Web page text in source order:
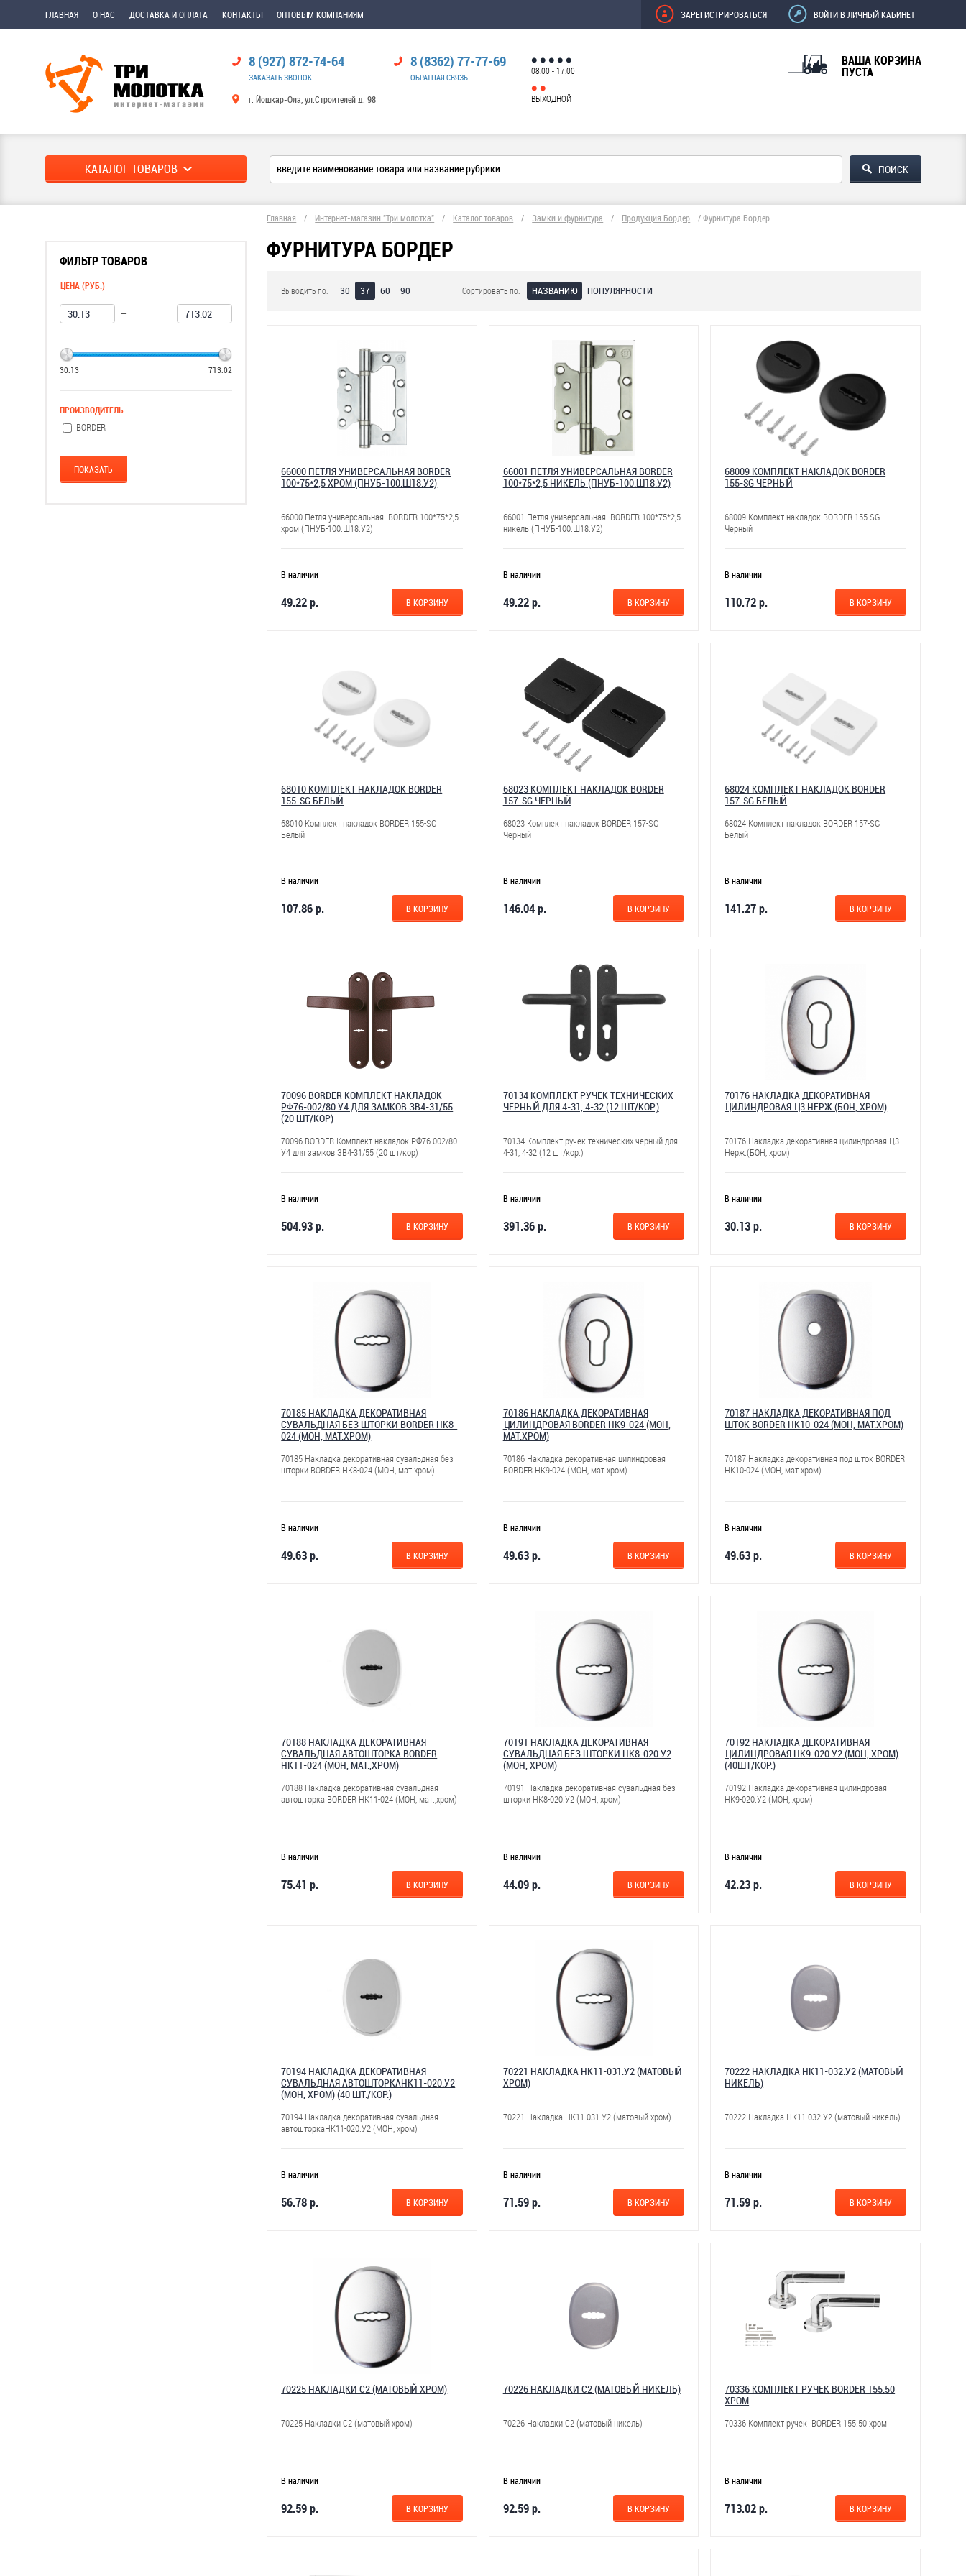
ГЛАВНАЯ О НАС ДОСТАВКА И ОПЛАТА КОНТАКТЫ ОПТОВЫМ КОМПАНИЯМ ЗАРЕГИСТРИРОВАТЬСЯ ВОЙТИ В ЛИЧНЫЙ КАБИНЕТ
8 (927) 872-74-64
ЗАКАЗАТЬ ЗВОНОК
г. Йошкар-Ола, ул.Строителей д. 98
8 (8362) 77-77-69
ОБРАТНАЯ СВЯЗЬ
08:00 - 17:00
ВЫХОДНОЙ
ВАША КОРЗИНА
ПУСТА
КАТАЛОГ ТОВАРОВ
ФИЛЬТР ТОВАРОВ
ЦЕНА (РУБ.)
—
30.13 713.02
ПРОИЗВОДИТЕЛЬ
BORDER
Главная / Интернет-магазин "Три молотка" / Каталог товаров / Замки и фурнитура / Продукция Бордер /Фурнитура Бордер
ФУРНИТУРА БОРДЕР
Выводить по: 30 37 60 90 Сортировать по: НАЗВАНИЮ ПОПУЛЯРНОСТИ
66000 ПЕТЛЯ УНИВЕРСАЛЬНАЯ BORDER
100*75*2,5 ХРОМ (ПНУБ-100.Ш18.У2)
66000 Петля универсальная BORDER 100*75*2,5
хром (ПНУБ-100.Ш18.У2)
В наличии
49.22 р. В КОРЗИНУ
66001 ПЕТЛЯ УНИВЕРСАЛЬНАЯ BORDER
100*75*2,5 НИКЕЛЬ (ПНУБ-100.Ш18.У2)
66001 Петля универсальная BORDER 100*75*2,5
никель (ПНУБ-100.Ш18.У2)
В наличии
49.22 р. В КОРЗИНУ
68009 КОМПЛЕКТ НАКЛАДОК BORDER
155-SG ЧЕРНЫЙ
68009 Комплект накладок BORDER 155-SG
Черный
В наличии
110.72 р. В КОРЗИНУ
68010 КОМПЛЕКТ НАКЛАДОК BORDER
155-SG БЕЛЫЙ
68010 Комплект накладок BORDER 155-SG
Белый
В наличии
107.86 р. В КОРЗИНУ
68023 КОМПЛЕКТ НАКЛАДОК BORDER
157-SG ЧЕРНЫЙ
68023 Комплект накладок BORDER 157-SG
Черный
В наличии
146.04 р. В КОРЗИНУ
68024 КОМПЛЕКТ НАКЛАДОК BORDER
157-SG БЕЛЫЙ
68024 Комплект накладок BORDER 157-SG
Белый
В наличии
141.27 р. В КОРЗИНУ
70096 BORDER КОМПЛЕКТ НАКЛАДОК
РФ76-002/80 У4 ДЛЯ ЗАМКОВ ЗВ4-31/55
(20 ШТ/КОР)
70096 BORDER Комплект накладок РФ76-002/80
У4 для замков ЗВ4-31/55 (20 шт/кор)
В наличии
504.93 р. В КОРЗИНУ
70134 КОМПЛЕКТ РУЧЕК ТЕХНИЧЕСКИХ
ЧЕРНЫЙ ДЛЯ 4-31, 4-32 (12 ШТ/КОР.)
70134 Комплект ручек технических черный для
4-31, 4-32 (12 шт/кор.)
В наличии
391.36 р. В КОРЗИНУ
70176 НАКЛАДКА ДЕКОРАТИВНАЯ
ЦИЛИНДРОВАЯ Ц3 НЕРЖ.(БОН, ХРОМ)
70176 Накладка декоративная цилиндровая Ц3
Нерж.(БОН, хром)
В наличии
30.13 р. В КОРЗИНУ
70185 НАКЛАДКА ДЕКОРАТИВНАЯ
СУВАЛЬДНАЯ БЕЗ ШТОРКИ BORDER НК8-
024 (МОН, МАТ.ХРОМ)
70185 Накладка декоративная сувальдная без
шторки BORDER НК8-024 (МОН, мат.хром)
В наличии
49.63 р. В КОРЗИНУ
70186 НАКЛАДКА ДЕКОРАТИВНАЯ
ЦИЛИНДРОВАЯ BORDER НК9-024 (МОН,
МАТ.ХРОМ)
70186 Накладка декоративная цилиндровая
BORDER НК9-024 (МОН, мат.хром)
В наличии
49.63 р. В КОРЗИНУ
70187 НАКЛАДКА ДЕКОРАТИВНАЯ ПОД
ШТОК BORDER НК10-024 (МОН, МАТ.ХРОМ)
70187 Накладка декоративная под шток BORDER
НК10-024 (МОН, мат.хром)
В наличии
49.63 р. В КОРЗИНУ
70188 НАКЛАДКА ДЕКОРАТИВНАЯ
СУВАЛЬДНАЯ АВТОШТОРКА BORDER
НК11-024 (МОН, МАТ.,ХРОМ)
70188 Накладка декоративная сувальдная
автошторка BORDER НК11-024 (МОН, мат.,хром)
В наличии
75.41 р. В КОРЗИНУ
70191 НАКЛАДКА ДЕКОРАТИВНАЯ
СУВАЛЬДНАЯ БЕЗ ШТОРКИ НК8-020.У2
(МОН, ХРОМ)
70191 Накладка декоративная сувальдная без
шторки НК8-020.У2 (МОН, хром)
В наличии
44.09 р. В КОРЗИНУ
70192 НАКЛАДКА ДЕКОРАТИВНАЯ
ЦИЛИНДРОВАЯ НК9-020.У2 (МОН, ХРОМ)
(40ШТ/КОР.)
70192 Накладка декоративная цилиндровая
НК9-020.У2 (МОН, хром)
В наличии
42.23 р. В КОРЗИНУ
70194 НАКЛАДКА ДЕКОРАТИВНАЯ
СУВАЛЬДНАЯ АВТОШТОРКАНК11-020.У2
(МОН, ХРОМ) (40 ШТ./КОР.)
70194 Накладка декоративная сувальдная
автошторкаНК11-020.У2 (МОН, хром)
В наличии
56.78 р. В КОРЗИНУ
70221 НАКЛАДКА НК11-031.У2 (МАТОВЫЙ
ХРОМ)
70221 Накладка НК11-031.У2 (матовый хром)
В наличии
71.59 р. В КОРЗИНУ
70222 НАКЛАДКА НК11-032.У2 (МАТОВЫЙ
НИКЕЛЬ)
70222 Накладка НК11-032.У2 (матовый никель)
В наличии
71.59 р. В КОРЗИНУ
70225 НАКЛАДКИ С2 (МАТОВЫЙ ХРОМ)
70225 Накладки С2 (матовый хром)
В наличии
92.59 р. В КОРЗИНУ
70226 НАКЛАДКИ С2 (МАТОВЫЙ НИКЕЛЬ)
70226 Накладки С2 (матовый никель)
В наличии
92.59 р. В КОРЗИНУ
70336 КОМПЛЕКТ РУЧЕК BORDER 155.50
ХРОМ
70336 Комплект ручек BORDER 155.50 хром
В наличии
713.02 р. В КОРЗИНУ